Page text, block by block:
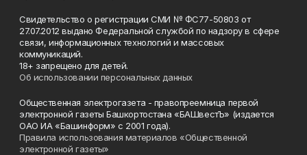
Свидетельство о регистрации СМИ № ФС77-50803 от
27.07.2012 выдано Федеральной службой по надзору в сфере
связи, информационных технологий и массовых
коммуникаций.
18+ запрещено для детей.
Об использовании персональных данных
Общественная электрогазета - правопреемница первой
электронной газеты Башкортостана «БАШвестЪ» (издается
ОАО ИА «Башинформ» с 2001 года).
Правила использования материалов «Общественной
электронной газеты»